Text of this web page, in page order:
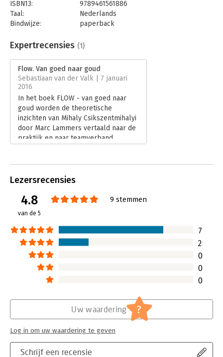
ISBN13:
9789461561886
Taal:
Nederlands
Bindwijze:
paperback
Uitgever:
Bertram + de Leeuw Uitgevers BV
Verschijningsdatum:
Hoofdrubriek: Algemeen management
Expertrecensies (1)
Flow. Van goed naar goud
Sebastiaan van der Valk | 7 januari
2016
In het boek FLOW - van goed naar
goud worden de theoretische
inzichten van Mihaly Csikszentmihalyi
door Marc Lammers vertaald naar de
praktijk en naar teamverband.
Lezersrecensies
4.8
van de 5
9 stemmen
7
2
0
0
0
Schrijf een recensie
Uw waardering ?
Log in om uw waardering te geven